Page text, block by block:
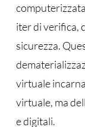
iter di verifica,
sicurezza.
virtuale
virtuale, ma
e digitali.